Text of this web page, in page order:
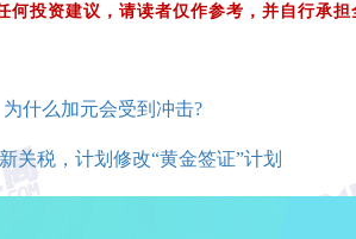
投资建议，请读者仅作参考，并自行承担
什么加元会受到冲击?
关税，计划修改“黄金签证”计划